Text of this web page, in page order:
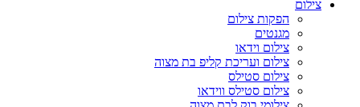
צילום
הפקות צילום
מגנטים
צילום וידאו
צילום ועריכת קליפ בת מצוה
צילום סטילס
צילום סטילס ווידאו